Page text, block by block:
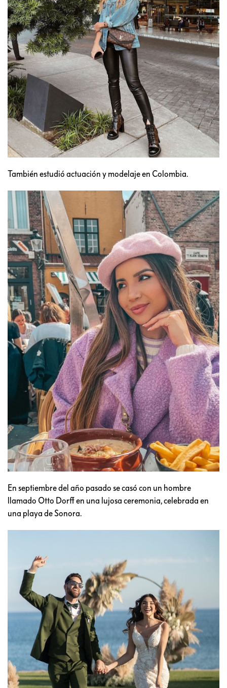
También estudió actuación y modelaje en Colombia.
En septiembre del año pasado se casó con un hombre
llamado Otto Dorff en una lujosa ceremonia, celebrada en
una playa de Sonora.